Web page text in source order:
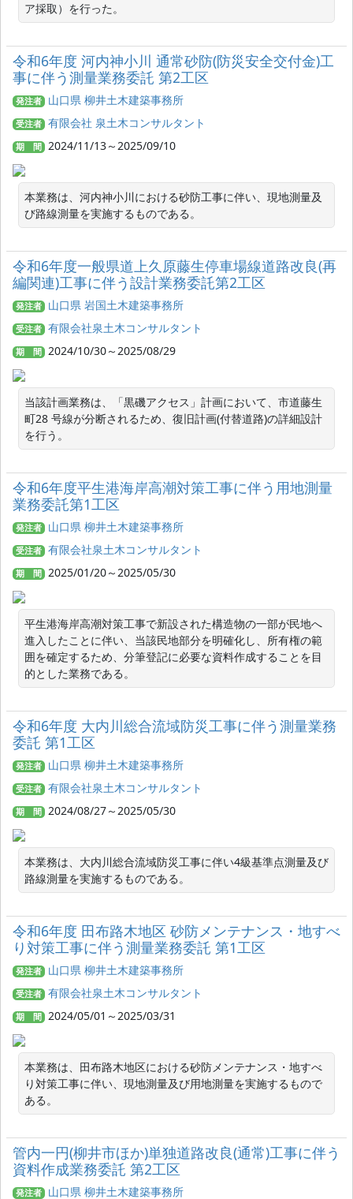
ア採取）を行った。
令和6年度 河内神小川 通常砂防(防災安全交付金)工
事に伴う測量業務委託 第2工区
発注者 山口県 柳井土木建築事務所
受注者 有限会社 泉土木コンサルタント
期 間 2024/11/13～2025/09/10
本業務は、河内神小川における砂防工事に伴い、現地測量及
び路線測量を実施するものである。
令和6年度一般県道上久原藤生停車場線道路改良(再
編関連)工事に伴う設計業務委託第2工区
発注者 山口県 岩国土木建築事務所
受注者 有限会社泉土木コンサルタント
期 間 2024/10/30～2025/08/29
当該計画業務は、「黒磯アクセス」計画において、市道藤生
町28 号線が分断されるため、復旧計画(付替道路)の詳細設計
を行う。
令和6年度平生港海岸高潮対策工事に伴う用地測量
業務委託第1工区
発注者 山口県 柳井土木建築事務所
受注者 有限会社泉土木コンサルタント
期 間 2025/01/20～2025/05/30
平生港海岸高潮対策工事で新設された構造物の一部が民地へ
進入したことに伴い、当該民地部分を明確化し、所有権の範
囲を確定するため、分筆登記に必要な資料作成することを目
的とした業務である。
令和6年度 大内川総合流域防災工事に伴う測量業務
委託 第1工区
発注者 山口県 柳井土木建築事務所
受注者 有限会社泉土木コンサルタント
期 間 2024/08/27～2025/05/30
本業務は、大内川総合流域防災工事に伴い4級基準点測量及び
路線測量を実施するものである。
令和6年度 田布路木地区 砂防メンテナンス・地すべ
り対策工事に伴う測量業務委託 第1工区
発注者 山口県 柳井土木建築事務所
受注者 有限会社泉土木コンサルタント
期 間 2024/05/01～2025/03/31
本業務は、田布路木地区における砂防メンテナンス・地すべ
り対策工事に伴い、現地測量及び用地測量を実施するもので
ある。
管内一円(柳井市ほか)単独道路改良(通常)工事に伴う
資料作成業務委託 第2工区
発注者 山口県 柳井土木建築事務所